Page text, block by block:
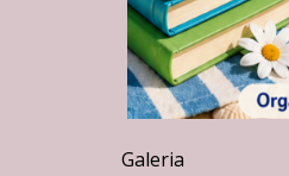
Galeria